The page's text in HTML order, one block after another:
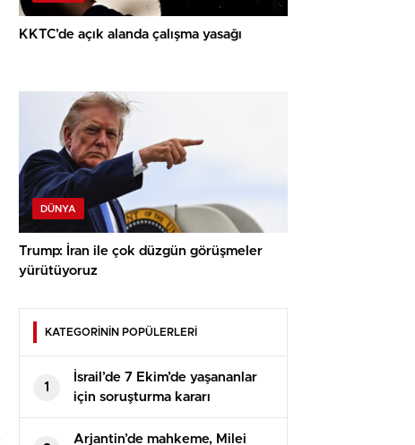
KKTC’de açık alanda çalışma yasağı
DÜNYA
Trump: İran ile çok düzgün görüşmeler
yürütüyoruz
KATEGORİNİN POPÜLERLERİ
1
İsrail’de 7 Ekim’de yaşananlar
için soruşturma kararı
Arjantin’de mahkeme, Milei